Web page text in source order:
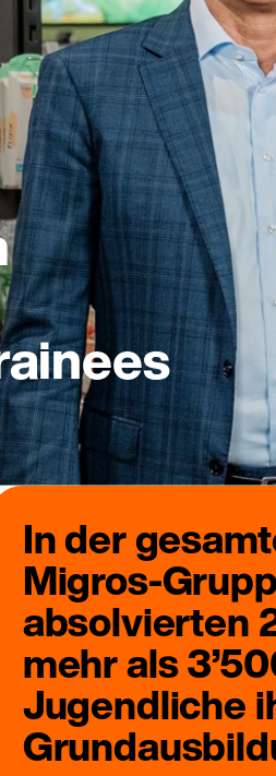
In der
Migros-
absolvierten
mehr als
Jugendliche